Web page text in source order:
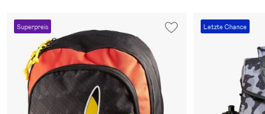
Superpreis Letzte Chance